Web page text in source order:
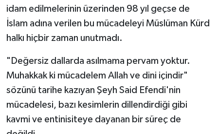
idam edilmelerinin üzerinden 98 yıl geçse de
İslam adına verilen bu mücadeleyi Müslüman Kürd
halkı hiçbir zaman unutmadı.
"Değersiz dallarda asılmama pervam yoktur.
Muhakkak ki mücadelem Allah ve dini içindir"
sözünü tarihe kazıyan Şeyh Said Efendi'nin
mücadelesi, bazı kesimlerin dillendirdiği gibi
kavmi ve entinisiteye dayanan bir süreç de